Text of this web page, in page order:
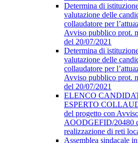
Determina di
valutazione delle
collaudatore per
Avviso pubblico prot.
del 20/07/2021
Determina di
valutazione delle
collaudatore per
Avviso pubblico prot.
del 20/07/2021
ELENCO
ESPERTO
del progetto con
AOODGEFID/20480
realizzazione di reti
Assemblea sindacale